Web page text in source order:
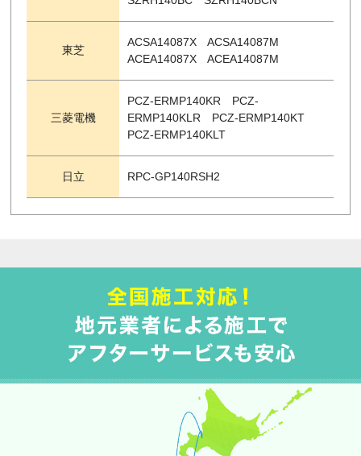
東芝
ACSA14087X ACSA14087M
ACEA14087X ACEA14087M
三菱電機
PCZ-ERMP140KR PCZ-
ERMP140KLR PCZ-ERMP140KT
PCZ-ERMP140KLT
日立 RPC-GP140RSH2